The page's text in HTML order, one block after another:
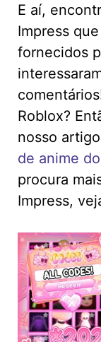
E aí,
Impress
fornecidos
Roblox?
nosso
de anime
procura
Impress,